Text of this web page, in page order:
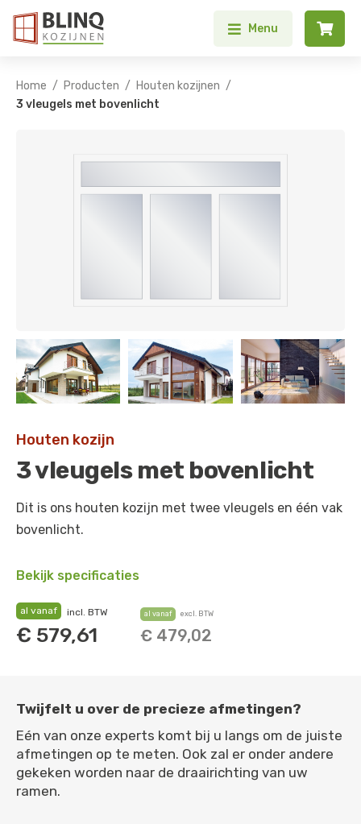
Menu 
Home / Producten / Houten kozijnen /
3 vleugels met bovenlicht
Houten kozijn
3 vleugels met bovenlicht
Dit is ons houten kozijn met twee vleugels en één vak
bovenlicht.
Bekijk specificaties
al vanaf incl. BTW
€ 579,61
al vanaf excl. BTW
€ 479,02
Twijfelt u over de precieze afmetingen?
Eén van onze experts komt bij u langs om de juiste
afmetingen op te meten. Ook zal er onder andere
gekeken worden naar de draairichting van uw
ramen.